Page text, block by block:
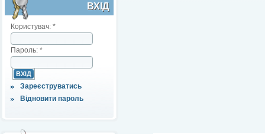
ВХІД
Користувач: *
Пароль: *
Зареєструватись
Відновити пароль